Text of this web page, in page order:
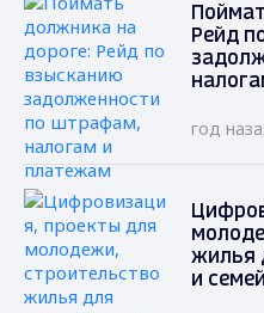
Рейд
год
жилья
и